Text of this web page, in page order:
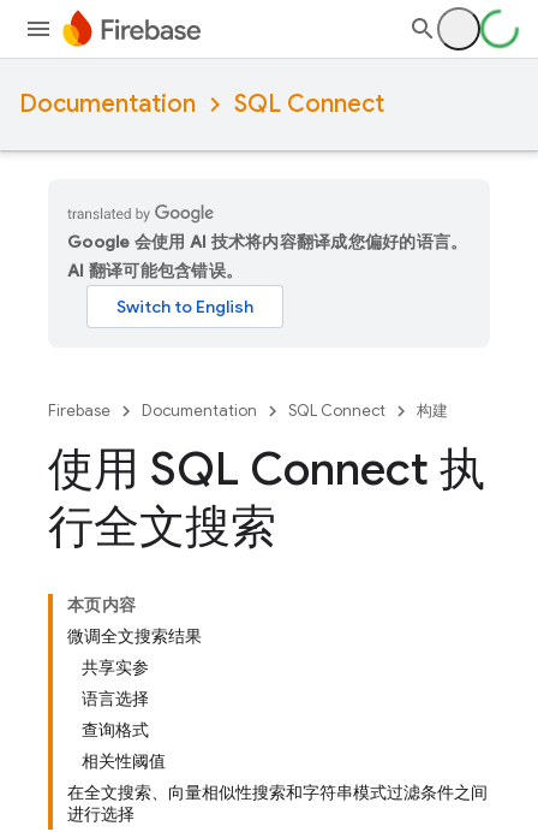
Documentation SQL Connect
Google 会使用 AI 技术将内容翻译成您偏好的语言。
AI 翻译可能包含错误。
Firebase Documentation SQL Connect 构建
使用 SQL Connect 执
行全文搜索
本页内容
微调全文搜索结果
共享实参
语言选择
查询格式
相关性阈值
在全文搜索、向量相似性搜索和字符串模式过滤条件之间
进行选择